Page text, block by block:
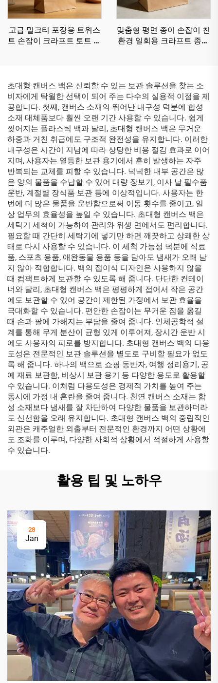
고급 밀크티 포장용 트위스
트 손잡이 크라프트 토트 종
맞춤형 평면 종이 손잡이 친
환경 일회용 크라프트 종이
초대형 캔버스 백은 신뢰할 수 있는 보관 솔루션을 찾는 소
비자에게 탁월한 선택이 되어 주는 다수의 실용적 이점을 제
공합니다. 첫째, 캔버스 소재의 뛰어난 내구성 덕분에 합성
소재 대체품보다 훨씬 오랜 기간 사용할 수 있습니다. 쉽게
찢어지는 플라스틱 백과 달리, 초대형 캔버스 백은 무거운
하중과 거친 취급에도 구조적 완전성을 유지합니다. 이러한
내구성은 시간이 지남에 따라 상당한 비용 절감 효과로 이어
지며, 사용자는 열등한 보관 용기에서 흔히 발생하는 자주
반복되는 교체를 피할 수 있습니다. 넉넉한 내부 공간은 많
은 양의 물품을 수납할 수 있어 대량 장보기, 이사 날 필수품
운반, 계절별 장식품 보관 등에 이상적입니다. 사용자는 한
번에 더 많은 물품을 운반함으로써 이동 횟수를 줄이고, 일
상 업무의 효율성을 높일 수 있습니다. 초대형 캔버스 백은
세탁기 세척이 가능하여 관리와 위생 면에서도 편리합니다.
필요할 때 간단히 세탁기에 넣기만 하면 깨끗하고 상쾌한 상
태로 다시 사용할 수 있습니다. 이 세척 가능성 덕분에 식료
품, 스포츠 용품, 애완동물 용품 등을 담아도 냄새가 오래 남
지 않아 적합합니다. 백의 접이식 디자인은 사용하지 않을
때 컴팩트하게 보관할 수 있도록 해 줍니다. 단단한 컨테이
너와 달리, 초대형 캔버스 백은 평평하게 접어서 작은 공간
에도 보관할 수 있어 공간이 제한된 가정에서 보관 효율을
극대화할 수 있습니다. 편안한 손잡이는 무거운 짐을 옮길
때 손과 팔에 가해지는 부담을 줄여 줍니다. 인체공학적 설
계를 통해 무게 분산이 균형 있게 이루어져, 장시간 운반 시
에도 사용자의 피로를 방지합니다. 초대형 캔버스 백의 다용
도성은 전문적인 보관 솔루션을 별도로 구비할 필요가 없도
록 해 줍니다. 하나의 백으로 쇼핑 동반자, 여행 정리용기, 공
예 재료 보관함, 비상시 보관 용기 등 다양한 용도로 활용할
수 있습니다. 이처럼 다용도성은 경제적 가치를 높여 주는
동시에 가정 내 혼란을 줄여 줍니다. 천연 캔버스 소재는 합
성 소재보다 냄새를 잘 차단하여 다양한 물품을 보관하더라
도 신선함을 오래 유지합니다. 초대형 캔버스 백의 중립적인
외관은 캐주얼한 외출부터 전문적인 환경까지 어떤 상황에
도 조화를 이루며, 다양한 사회적 상황에서 적절하게 사용할
수 있습니다.
활용 팁 및 노하우
28
Jan